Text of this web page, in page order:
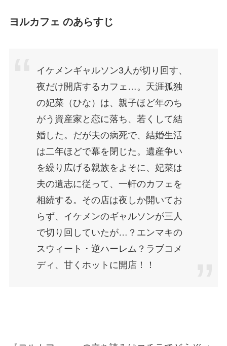
ヨルカフェ のあらすじ
イケメンギャルソン3人が切り回す、
夜だけ開店するカフェ…。天涯孤独
の妃菜（ひな）は、親子ほど年のち
がう資産家と恋に落ち、若くして結
婚した。だが夫の病死で、結婚生活
は二年ほどで幕を閉じた。遺産争い
を繰り広げる親族をよそに、妃菜は
夫の遺志に従って、一軒のカフェを
相続する。その店は夜しか開いてお
らず、イケメンのギャルソンが三人
で切り回していたが…？エンマキの
スウィート・逆ハーレム？ラブコメ
ディ、甘くホットに開店！！